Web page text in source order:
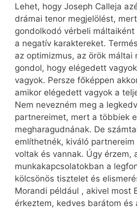
Lehet, hogy Joseph Calleja
drámai tenor megjelölést,
gondolkodó vérbeli
a negatív karaktereket.
az optimizmus, az örök máltai
gondol, hogy elégedett
vagyok. Persze főképpen
amikor elégedett vagyok a
Nem nevezném meg a
partnereimet, mert a többiek
megharagudnának. De
említhetnék, kiváló
voltak és vannak. Úgy érzem,
munkakapcsolatokban a
kölcsönös tisztelet és
Morandi például , akivel most
érkeztem, kedves barátom és